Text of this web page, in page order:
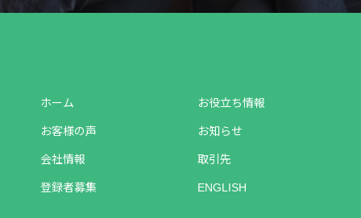
ホーム
お客様の声
会社情報
登録者募集
お役立ち情報
お知らせ
取引先
ENGLISH